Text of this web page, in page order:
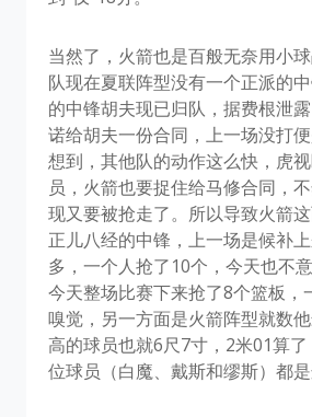
当然了，火箭也是百般无奈用小
队现在夏联阵型没有一个正派的
的中锋胡夫现已归队，据费根泄
诺给胡夫一份合同，上一场没打
想到，其他队的动作这么快，虎
员，火箭也要捉住给马修合同，
现又要被抢走了。所以导致火箭
正儿八经的中锋，上一场是候补
多，一个人抢了10个，今天也不
今天整场比赛下来抢了8个篮板，
嗅觉，另一方面是火箭阵型就数
高的球员也就6尺7寸，2米01算
位球员（白魔、戴斯和缪斯）都是